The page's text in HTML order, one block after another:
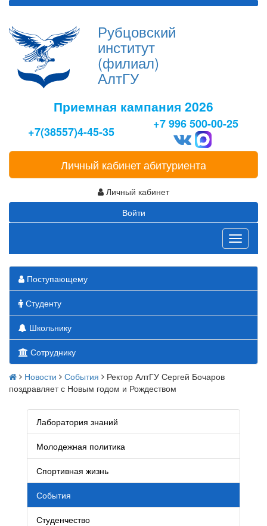
Рубцовский
институт
(филиал)
АлтГУ
Приемная кампания 2026
+7(38557)4-45-35
+7 996 500-00-25
Личный кабинет абитуриента
Личный кабинет
Войти
Toggle
Поступающему
Студенту
Школьнику
Сотруднику
Новости События
Ректор АлтГУ Сергей Бочаров
поздравляет с Новым годом и Рождеством
Лаборатория знаний
Молодежная политика
Спортивная жизнь
События
Студенчество